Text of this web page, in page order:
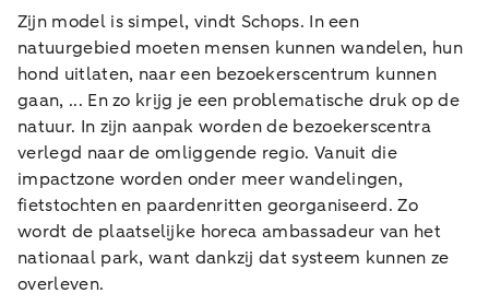
Zijn model is simpel, vindt Schops. In een
natuurgebied moeten mensen kunnen wandelen, hun
hond uitlaten, naar een bezoekerscentrum kunnen
gaan, ... En zo krijg je een problematische druk op de
natuur. In zijn aanpak worden de bezoekerscentra
verlegd naar de omliggende regio. Vanuit die
impactzone worden onder meer wandelingen,
fietstochten en paardenritten georganiseerd. Zo
wordt de plaatselijke horeca ambassadeur van het
nationaal park, want dankzij dat systeem kunnen ze
overleven.